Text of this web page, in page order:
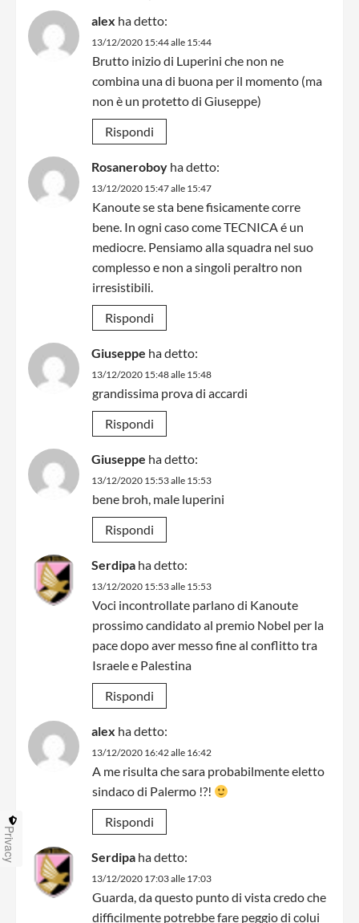
alex ha detto:
13/12/2020 15:44 alle 15:44
Brutto inizio di Luperini che non ne
combina una di buona per il momento (ma
non è un protetto di Giuseppe)
Rispondi
Rosaneroboy ha detto:
13/12/2020 15:47 alle 15:47
Kanoute se sta bene fisicamente corre
bene. In ogni caso come TECNICA é un
mediocre. Pensiamo alla squadra nel suo
complesso e non a singoli peraltro non
irresistibili.
Rispondi
Giuseppe ha detto:
13/12/2020 15:48 alle 15:48
grandissima prova di accardi
Rispondi
Giuseppe ha detto:
13/12/2020 15:53 alle 15:53
bene broh, male luperini
Rispondi
Serdipa ha detto:
13/12/2020 15:53 alle 15:53
Voci incontrollate parlano di Kanoute
prossimo candidato al premio Nobel per la
pace dopo aver messo fine al conflitto tra
Israele e Palestina
Rispondi
alex ha detto:
13/12/2020 16:42 alle 16:42
A me risulta che sara probabilmente eletto
sindaco di Palermo !?!
Rispondi
Serdipa ha detto:
13/12/2020 17:03 alle 17:03
Guarda, da questo punto di vista credo che
difficilmente potrebbe fare peggio di colui
Privacy